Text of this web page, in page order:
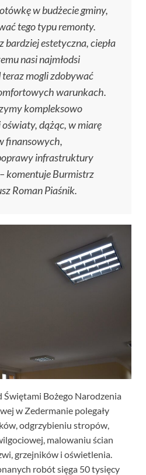
w budżecie gminy,
tego typu remonty.
bardziej estetyczna, ciepła
nasi najmłodsi
mogli zdobywać
warunkach.
kompleksowo
dążąc, w miarę
finansowych,
infrastruktury
– komentuje Burmistrz
Roman Piaśnik.
Świętami Bożego Narodzenia
w Zedermanie polegały
odgrzybieniu stropów,
malowaniu ścian
grzejników i oświetlenia.
robót sięga 50 tysięcy